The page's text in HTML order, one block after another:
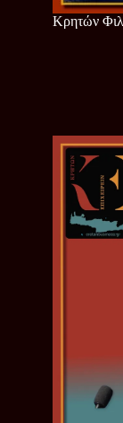
Κρητών